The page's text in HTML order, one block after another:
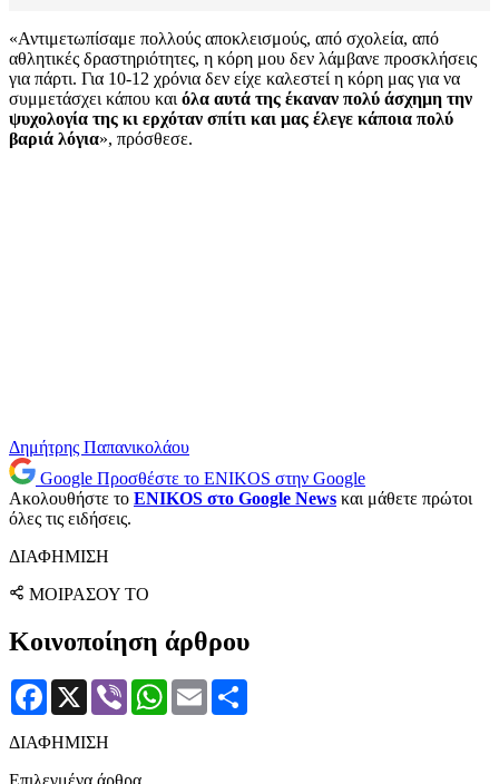
«Αντιμετωπίσαμε πολλούς αποκλεισμούς, από σχολεία, από
αθλητικές δραστηριότητες, η κόρη μου δεν λάμβανε προσκλήσεις
για πάρτι. Για 10-12 χρόνια δεν είχε καλεστεί η κόρη μας για να
συμμετάσχει κάπου και όλα αυτά της έκαναν πολύ άσχημη την
ψυχολογία της κι ερχόταν σπίτι και μας έλεγε κάποια πολύ
βαριά λόγια», πρόσθεσε.
Δημήτρης Παπανικολάου
Google Προσθέστε το ENIKOS στην Google
Ακολουθήστε το ENIKOS στο Google News και μάθετε πρώτοι
όλες τις ειδήσεις.
ΔΙΑΦΗΜΙΣΗ
ΜΟΙΡΑΣΟΥ ΤΟ
Κοινοποίηση άρθρου
Facebook
X Viber WhatsApp
Email
ΔΙΑΦΗΜΙΣΗ
Επιλεγμένα άρθρα